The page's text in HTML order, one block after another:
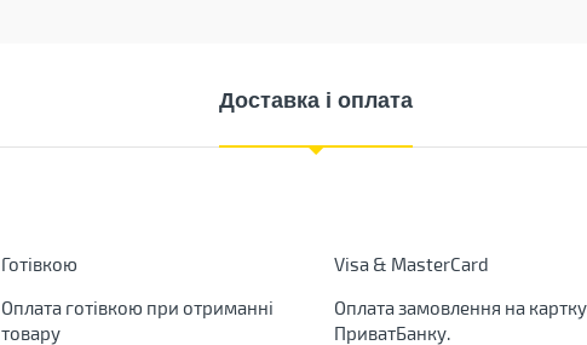
Доставка і оплата
Готівкою
Оплата готівкою при отриманні
товару
Visa & MasterCard
Оплата замовлення на картку
ПриватБанку.